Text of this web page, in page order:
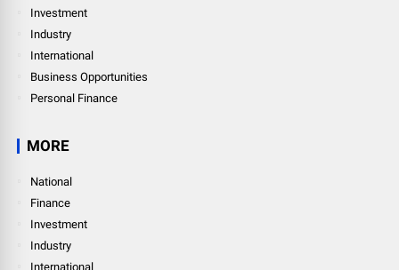
Investment
Industry
International
Business Opportunities
Personal Finance
MORE
National
Finance
Investment
Industry
International